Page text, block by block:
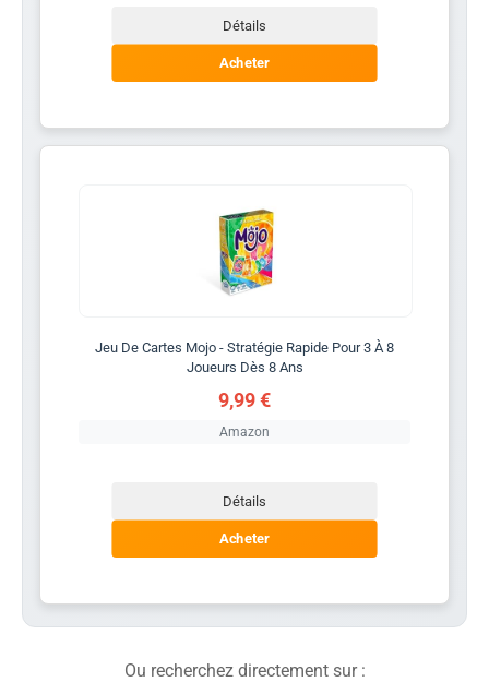
Détails
Acheter
Jeu De Cartes Mojo - Stratégie Rapide Pour 3 À 8
Joueurs Dès 8 Ans
9,99 €
Amazon
Détails
Acheter
Ou recherchez directement sur :